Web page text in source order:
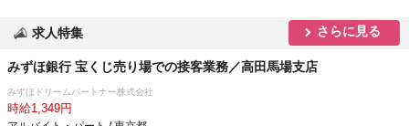
求人特集 さらに見る
みずほ銀行 宝くじ売り場での接客業務／高田馬場支店
みずほドリームパートナー株式会社
時給1,349円